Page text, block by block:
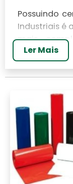
Possuindo
Industriais é
mais
realizar
anuciantes a
Se sua
para
Ler Mais